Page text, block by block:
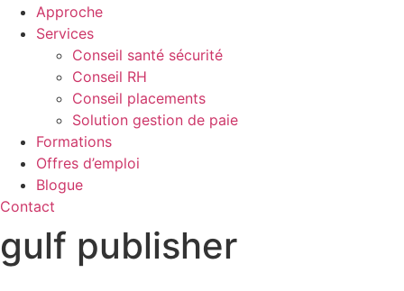
Approche
Services
Conseil santé sécurité
Conseil RH
Conseil placements
Solution gestion de paie
Formations
Offres d’emploi
Blogue
Contact
gulf publisher